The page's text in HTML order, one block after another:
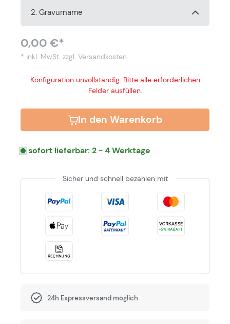
2. Gravurname
0,00 €*
* inkl. MwSt. zzgl. Versandkosten
Konfiguration unvollständig: Bitte alle erforderlichen
Felder ausfüllen.
In den Warenkorb
sofort lieferbar: 2 - 4 Werktage
Sicher und schnell bezahlen mit
24h Expressversand möglich